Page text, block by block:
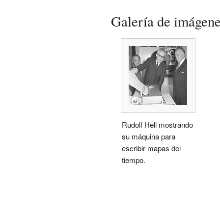
Galería de
Rudolf Hell mostrando
su máquina para
escribir mapas del
tiempo.